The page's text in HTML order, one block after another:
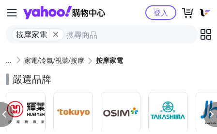
Yahoo購物中心
按摩家電
登入
家電/冷氣/視聽/按摩 按摩家電
嚴選品牌